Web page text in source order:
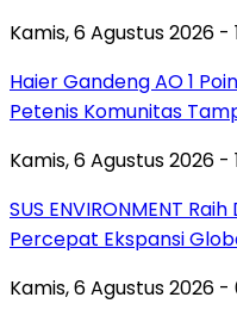
Kamis, 6 Agustus 2026 -
Haier Gandeng AO 1
Petenis Komunitas
Kamis, 6 Agustus 2026 -
SUS ENVIRONMENT
Percepat Ekspansi
Kamis, 6 Agustus 2026 -